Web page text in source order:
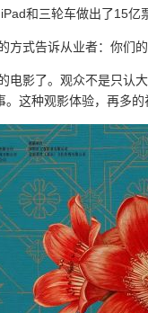
和三轮车做出了15亿
方式告诉从业者：你们
电影了。观众不是只认
这种观影体验，再多